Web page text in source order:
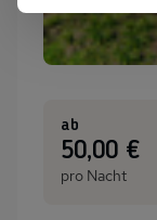
ab
:50,00 €
pro Nacht